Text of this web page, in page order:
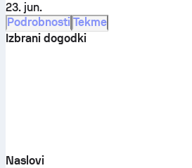
23. jun.
Podrobnosti Tekme
Izbrani dogodki
Naslovi